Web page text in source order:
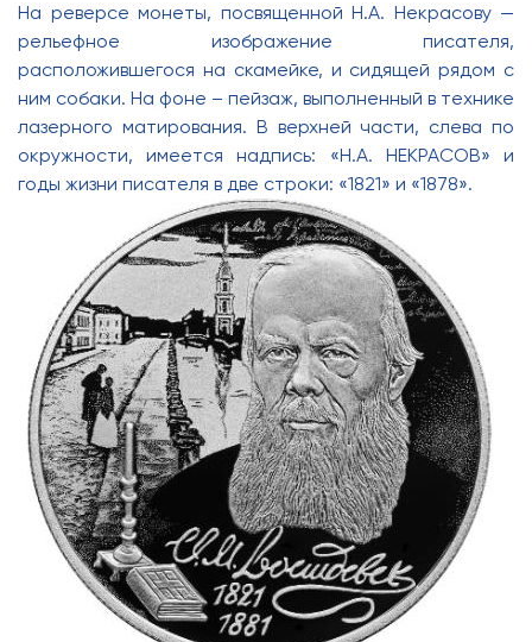
На реверсе монеты, посвященной Н.А. Некрасову —
рельефное изображение писателя,
расположившегося на скамейке, и сидящей рядом с
ним собаки. На фоне – пейзаж, выполненный в технике
лазерного матирования. В верхней части, слева по
окружности, имеется надпись: «Н.А. НЕКРАСОВ» и
годы жизни писателя в две строки: «1821» и «1878».